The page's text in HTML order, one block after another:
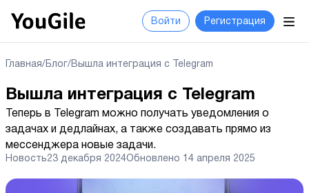
Войти Регистрация
Главная/ Блог/ Вышла интеграция с Telegram
Вышла интеграция с Telegram
Теперь в Telegram можно получать уведомления о
задачах и дедлайнах, а также создавать прямо из
мессенджера новые задачи.
Новость23 декабря 2024Обновлено 14 апреля 2025